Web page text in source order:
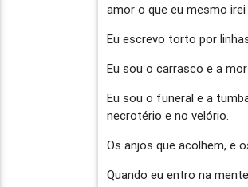
amor o que eu mesmo
Eu escrevo torto por
Eu sou o carrasco e a
Eu sou o funeral e a
necrotério e no velório.
Os anjos que acolhem, e
Quando eu entro na